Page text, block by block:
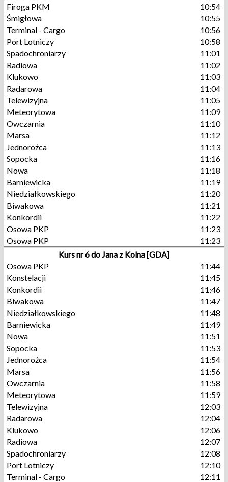
Firoga PKM
10:54
Śmigłowa
10:55
Terminal - Cargo
10:56
Port Lotniczy
10:58
Spadochroniarzy
11:01
Radiowa
11:02
Klukowo
11:03
Radarowa
11:04
Telewizyjna
11:05
Meteorytowa
11:09
Owczarnia
11:10
Marsa
11:12
Jednorożca
11:13
Sopocka
11:16
Nowa
11:18
Barniewicka
11:19
Niedziałkowskiego
11:20
Biwakowa
11:21
Konkordii
11:22
Osowa PKP
11:23
Osowa PKP
11:23
Kurs nr 6 do Jana z Kolna [GDA]
Osowa PKP
11:44
Konstelacji
11:45
Konkordii
11:46
Biwakowa
11:47
Niedziałkowskiego
11:48
Barniewicka
11:49
Nowa
11:51
Sopocka
11:53
Jednorożca
11:54
Marsa
11:56
Owczarnia
11:58
Meteorytowa
11:59
Telewizyjna
12:03
Radarowa
12:04
Klukowo
12:06
Radiowa
12:07
Spadochroniarzy
12:08
Port Lotniczy
12:10
Terminal - Cargo
12:11